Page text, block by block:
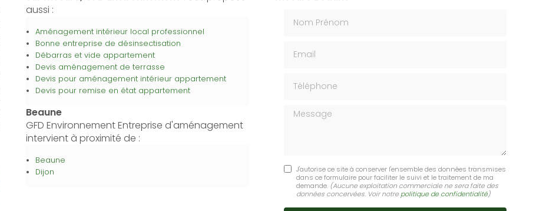
aussi :
Aménagement intérieur local professionnel
Bonne entreprise de désinsectisation
Débarras et vide appartement
Devis aménagement de terrasse
Devis pour aménagement intérieur appartement
Devis pour remise en état appartement
Beaune
GFD Environnement Entreprise d'aménagement
intervient à proximité de :
Beaune
Dijon
Message
J'autorise ce site à conserver l'ensemble des données transmises
dans ce formulaire pour faciliter le suivi et le traitement de ma
demande. (Aucune exploitation commerciale ne sera faite des
données concervées. Voir notre politique de confidentialité)